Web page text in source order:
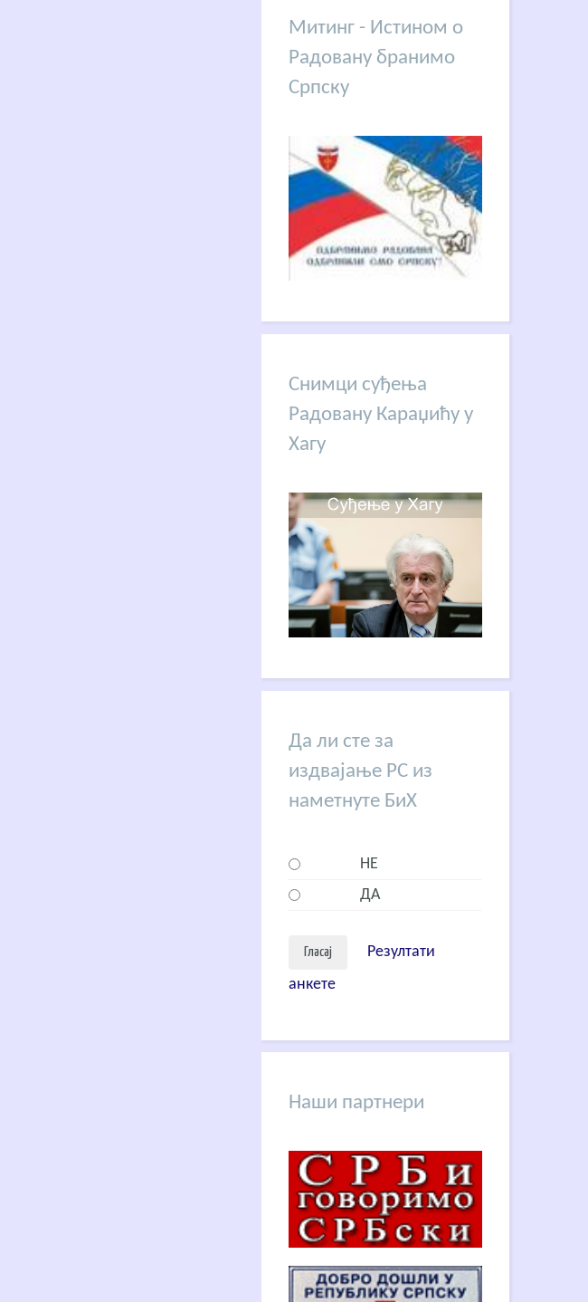
Митинг - Истином о
Радовану бранимо
Српску
Снимци суђења
Радовану Караџићу у
Хагу
Да ли сте за
издвајање РС из
наметнуте БиХ
НЕ
ДА
Резултати
анкете
Наши партнери